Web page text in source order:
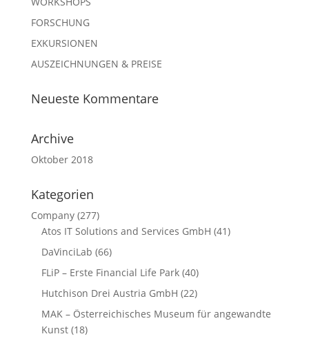
FORSCHUNG
EXKURSIONEN
AUSZEICHNUNGEN & PREISE
Neueste Kommentare
Archive
Oktober 2018
Kategorien
Company(277)
Atos IT Solutions and Services GmbH (41)
DaVinciLab (66)
FLiP – Erste Financial Life Park(40)
Hutchison Drei Austria GmbH (22)
MAK – Österreichisches Museum für angewandte
Kunst(18)